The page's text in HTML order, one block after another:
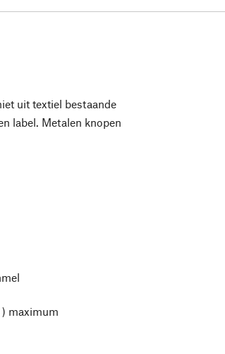
uit textiel bestaande
label. Metalen knopen
) maximum